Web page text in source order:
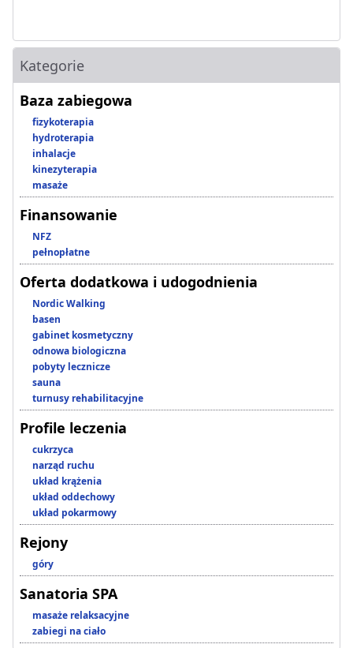
Kategorie
Baza zabiegowa
fizykoterapia
hydroterapia
inhalacje
kinezyterapia
masaże
Finansowanie
NFZ
pełnopłatne
Oferta dodatkowa i udogodnienia
Nordic Walking
basen
gabinet kosmetyczny
odnowa biologiczna
pobyty lecznicze
sauna
turnusy rehabilitacyjne
Profile leczenia
cukrzyca
narząd ruchu
układ krążenia
układ oddechowy
układ pokarmowy
Rejony
góry
Sanatoria SPA
masaże relaksacyjne
zabiegi na ciało